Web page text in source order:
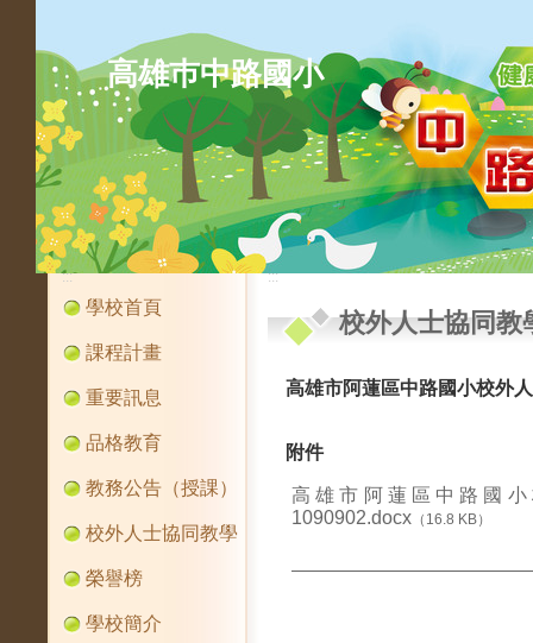
高雄巿中路國小
:::
學校首頁
課程計畫
重要訊息
品格教育
教務公告（授課）
校外人士協同教學
榮譽榜
學校簡介
:::
校外人士協同教
高雄市阿蓮區中路國小校外
附件
高雄市阿蓮區中路國
1090902.docx （16.8 KB）